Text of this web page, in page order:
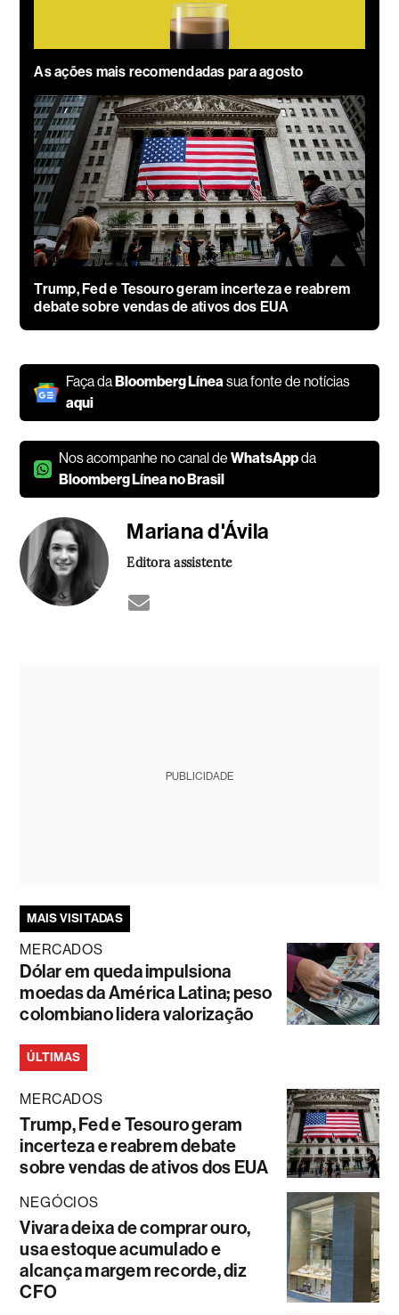
As ações mais recomendadas para agosto
Trump, Fed e Tesouro geram incerteza e reabrem
debate sobre vendas de ativos dos EUA
Faça daBloomberg Líneasua fonte de notícias
aqui
Nos acompanhe no canal deWhatsAppda
Bloomberg Línea no Brasil
Mariana d'Ávila
Editora assistente
PUBLICIDADE
MAIS VISITADAS
MERCADOS
Dólar em queda impulsiona
moedas da América Latina; peso
colombiano lidera valorização
ÚLTIMAS
MERCADOS
Trump, Fed e Tesouro geram
incerteza e reabrem debate
sobre vendas de ativos dos EUA
NEGÓCIOS
Vivara deixa de comprar ouro,
usa estoque acumulado e
alcança margem recorde, diz
CFO